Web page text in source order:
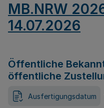
MB.NRW
14.07.2026
Öffentliche
öffentliche
Ausfertigungsdatum